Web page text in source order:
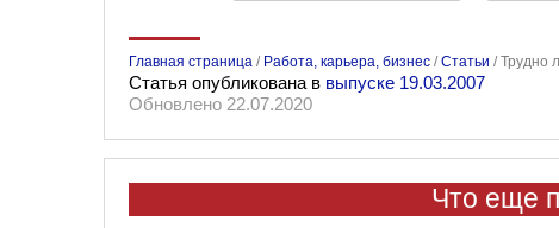
Главная страница / Работа, карьера, бизнес /Статьи /Трудно
Статья опубликована в выпуске 19.03.2007
Обновлено 22.07.2020
Что еще